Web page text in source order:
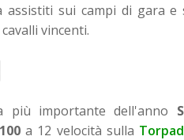
sui campi di gara e
vincenti.
più importante dell'anno
a 12 velocità sulla